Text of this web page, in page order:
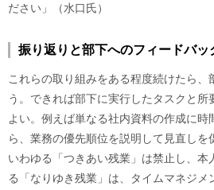
ださい」（水口氏）
振り返りと部下へのフィードバッ
これらの取り組みをある程度続けたら
う。できれば部下に実行したタスクと所
よい。例えば単なる社内資料の作成に時
ら、業務の優先順位を説明して見直しを
いわゆる「つきあい残業」は禁止し、本
る「なりゆき残業」は、タイムマネジメ